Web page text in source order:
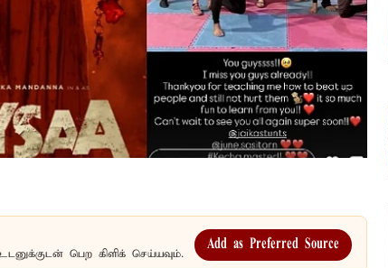
பெற கிளிக் செய்யவும்.
Add as Preferred Source